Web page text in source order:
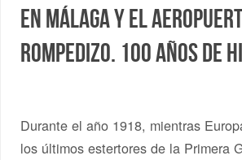
en Málaga y el
Rompedizo. 100 años de
Durante el año 1918, mientras
los últimos estertores de la Primera